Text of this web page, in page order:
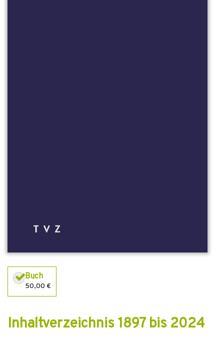
Buch
50,00 €
Inhaltverzeichnis 1897 bis 2024